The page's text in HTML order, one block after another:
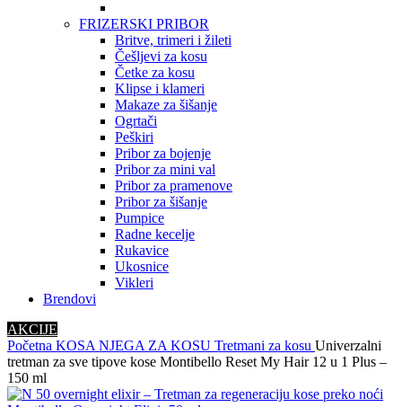
FRIZERSKI PRIBOR
Britve, trimeri i žileti
Češljevi za kosu
Četke za kosu
Klipse i klameri
Makaze za šišanje
Ogrtači
Peškiri
Pribor za bojenje
Pribor za mini val
Pribor za pramenove
Pribor za šišanje
Pumpice
Radne kecelje
Rukavice
Ukosnice
Vikleri
Brendovi
AKCIJE
Početna KOSA NJEGA ZA KOSU Tretmani za kosu Univerzalni
tretman za sve tipove kose Montibello Reset My Hair 12 u 1 Plus –
150 ml